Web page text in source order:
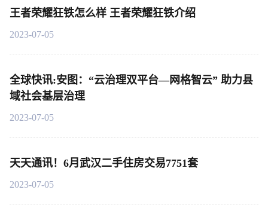
王者荣耀狂铁怎么样 王者荣耀狂铁介绍
2023-07-05
全球快讯:安图：“云治理双平台—网格智云” 助力县
域社会基层治理
2023-07-05
天天通讯！6月武汉二手住房交易7751套
2023-07-05